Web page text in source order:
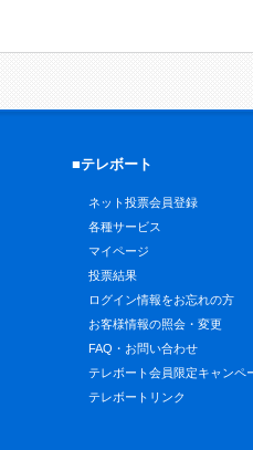
■テレボート
ネット投票会員登録
各種サービス
マイページ
投票結果
ログイン情報をお忘れの方
お客様情報の照会・変更
FAQ・お問い合わせ
テレボート会員限定キャンペ
テレボートリンク